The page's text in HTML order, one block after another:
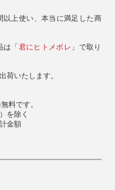
以上使い、本当に満足した商
は「君にヒトメボレ 」で取り
荷いたします。
料です。
を除く
金額